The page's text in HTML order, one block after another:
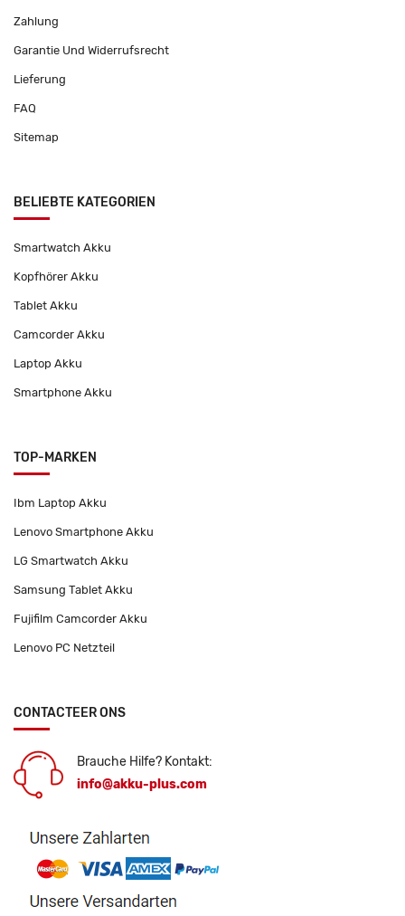
Zahlung
Garantie Und Widerrufsrecht
Lieferung
FAQ
Sitemap
BELIEBTE KATEGORIEN
Smartwatch Akku
Kopfhörer Akku
Tablet Akku
Camcorder Akku
Laptop Akku
Smartphone Akku
TOP-MARKEN
Ibm Laptop Akku
Lenovo Smartphone Akku
LG Smartwatch Akku
Samsung Tablet Akku
Fujifilm Camcorder Akku
Lenovo PC Netzteil
CONTACTEER ONS
Brauche Hilfe? Kontakt:
info@akku-plus.com